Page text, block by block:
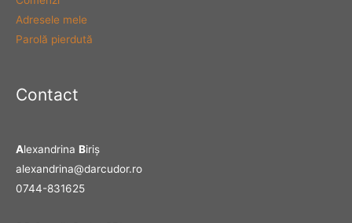
Adresele mele
Parolă pierdută
Contact
Alexandrina Biriş
alexandrina@darcudor.ro
0744-831625